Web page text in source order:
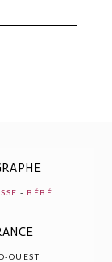
*
- BÉBÉ
OUEST